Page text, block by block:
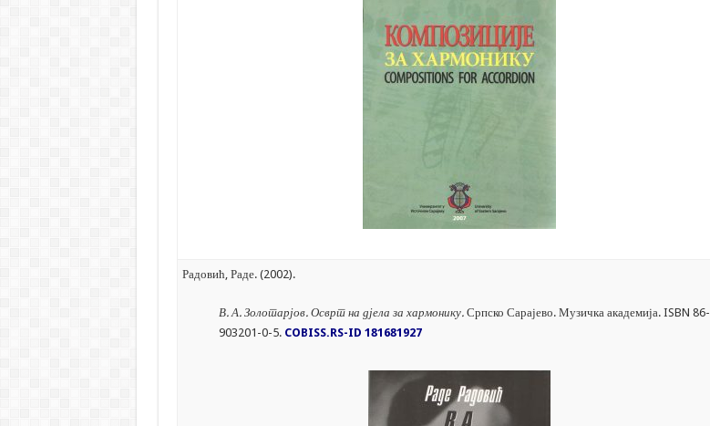
Радовић, Раде. (2002).
В. А. Золотарјов. Осврт на дјела за хармонику. Српско Сарајево. Музичка академија. ISBN 86-
903201-0-5. COBISS.RS-ID 181681927